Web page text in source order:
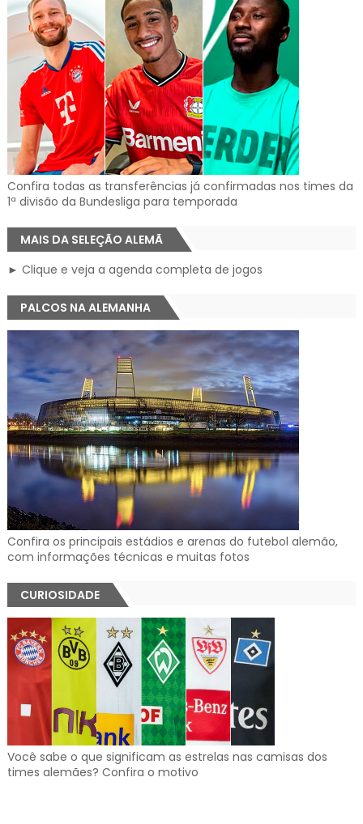
Confira todas as transferências já confirmadas nos times da
1ª divisão da Bundesliga para temporada
MAIS DA SELEÇÃO ALEMÃ
► Clique e veja a agenda completa de jogos
PALCOS NA ALEMANHA
Confira os principais estádios e arenas do futebol alemão,
com informações técnicas e muitas fotos
CURIOSIDADE
Você sabe o que significam as estrelas nas camisas dos
times alemães? Confira o motivo